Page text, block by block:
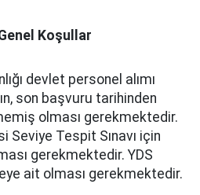
Genel Koşullar
devlet personel alımı
son başvuru tarihinden
olması gerekmektedir.
Seviye Tespit Sınavı için
gerekmektedir. YDS
ait olması gerekmektedir.